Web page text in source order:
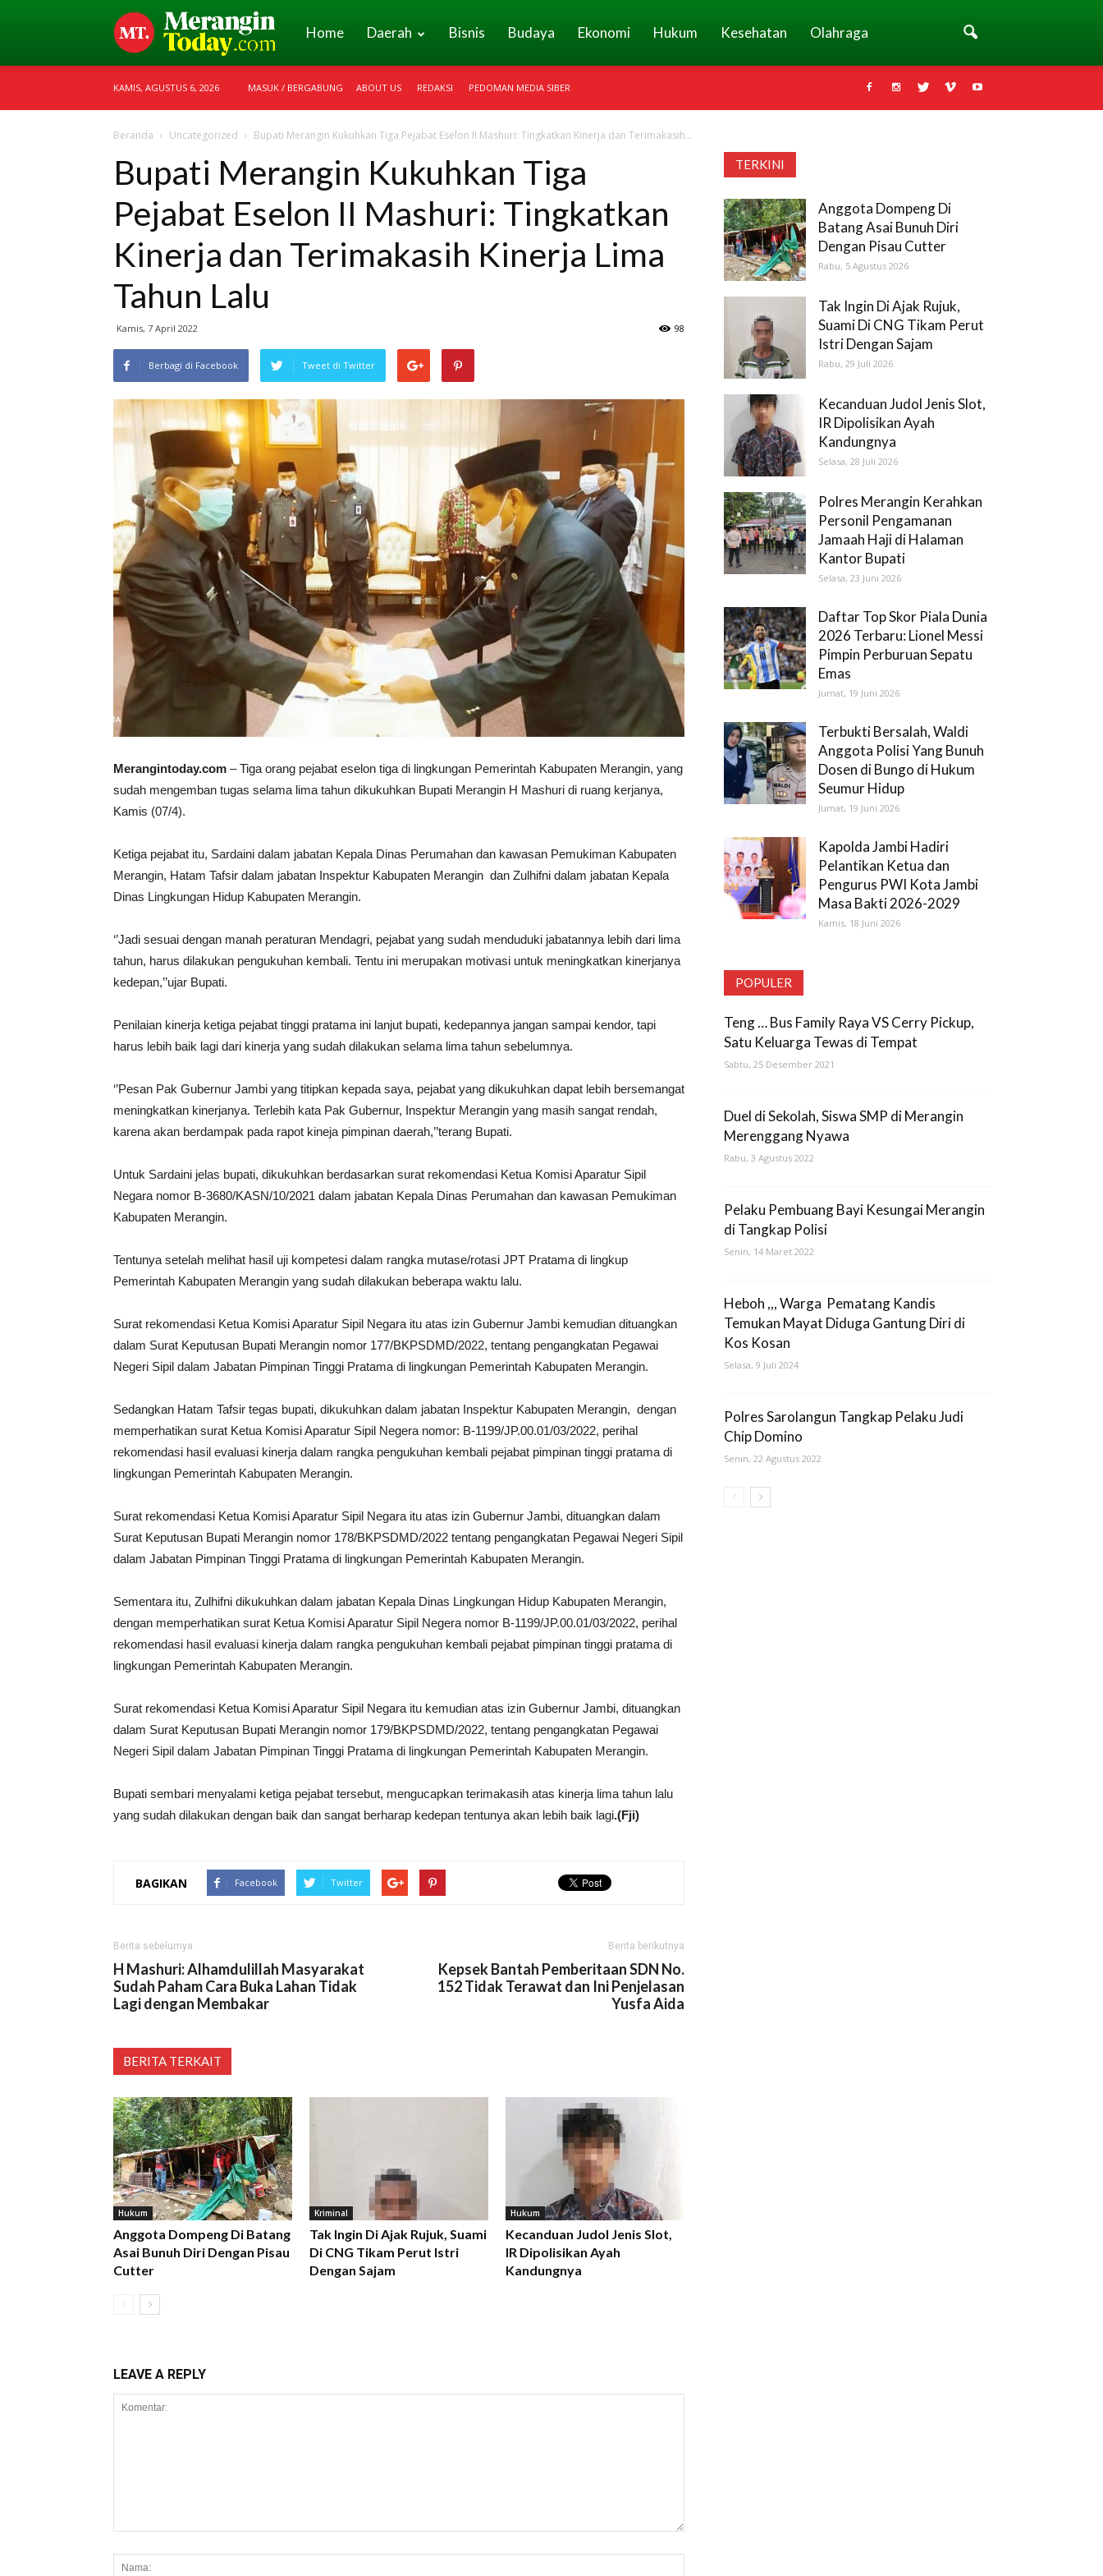
Merangin
Home Daerah Bisnis Budaya Ekonomi Hukum Kesehatan Olahraga
KAMIS, AGUSTUS 6, 2026 MASUK / BERGABUNG ABOUT US REDAKSI PEDOMAN MEDIA SIBER
Beranda Uncategorized Bupati Merangin Kukuhkan Tiga Pejabat Eselon II Mashuri: Tingkatkan Kinerja dan Terimakasih...
Bupati Merangin Kukuhkan Tiga
Pejabat Eselon II Mashuri: Tingkatkan
Kinerja dan Terimakasih Kinerja Lima
Tahun Lalu
Kamis, 7 April 2022 98
Berbagi di Facebook Tweet di Twitter
Merangintoday.com – Tiga orang pejabat eselon tiga di lingkungan Pemerintah Kabupaten Merangin, yang
sudah mengemban tugas selama lima tahun dikukuhkan Bupati Merangin H Mashuri di ruang kerjanya,
Kamis (07/4).
Ketiga pejabat itu, Sardaini dalam jabatan Kepala Dinas Perumahan dan kawasan Pemukiman Kabupaten
Merangin, Hatam Tafsir dalam jabatan Inspektur Kabupaten Merangin dan Zulhifni dalam jabatan Kepala
Dinas Lingkungan Hidup Kabupaten Merangin.
‘’Jadi sesuai dengan manah peraturan Mendagri, pejabat yang sudah menduduki jabatannya lebih dari lima
tahun, harus dilakukan pengukuhan kembali. Tentu ini merupakan motivasi untuk meningkatkan kinerjanya
kedepan,’’ujar Bupati.
Penilaian kinerja ketiga pejabat tinggi pratama ini lanjut bupati, kedepannya jangan sampai kendor, tapi
harus lebih baik lagi dari kinerja yang sudah dilakukan selama lima tahun sebelumnya.
‘’Pesan Pak Gubernur Jambi yang titipkan kepada saya, pejabat yang dikukuhkan dapat lebih bersemangat
meningkatkan kinerjanya. Terlebih kata Pak Gubernur, Inspektur Merangin yang masih sangat rendah,
karena akan berdampak pada rapot kineja pimpinan daerah,’’terang Bupati.
Untuk Sardaini jelas bupati, dikukuhkan berdasarkan surat rekomendasi Ketua Komisi Aparatur Sipil
Negara nomor B-3680/KASN/10/2021 dalam jabatan Kepala Dinas Perumahan dan kawasan Pemukiman
Kabupaten Merangin.
Tentunya setelah melihat hasil uji kompetesi dalam rangka mutase/rotasi JPT Pratama di lingkup
Pemerintah Kabupaten Merangin yang sudah dilakukan beberapa waktu lalu.
Surat rekomendasi Ketua Komisi Aparatur Sipil Negara itu atas izin Gubernur Jambi kemudian dituangkan
dalam Surat Keputusan Bupati Merangin nomor 177/BKPSDMD/2022, tentang pengangkatan Pegawai
Negeri Sipil dalam Jabatan Pimpinan Tinggi Pratama di lingkungan Pemerintah Kabupaten Merangin.
Sedangkan Hatam Tafsir tegas bupati, dikukuhkan dalam jabatan Inspektur Kabupaten Merangin, dengan
memperhatikan surat Ketua Komisi Aparatur Sipil Negera nomor: B-1199/JP.00.01/03/2022, perihal
rekomendasi hasil evaluasi kinerja dalam rangka pengukuhan kembali pejabat pimpinan tinggi pratama di
lingkungan Pemerintah Kabupaten Merangin.
Surat rekomendasi Ketua Komisi Aparatur Sipil Negara itu atas izin Gubernur Jambi, dituangkan dalam
Surat Keputusan Bupati Merangin nomor 178/BKPSDMD/2022 tentang pengangkatan Pegawai Negeri Sipil
dalam Jabatan Pimpinan Tinggi Pratama di lingkungan Pemerintah Kabupaten Merangin.
Sementara itu, Zulhifni dikukuhkan dalam jabatan Kepala Dinas Lingkungan Hidup Kabupaten Merangin,
dengan memperhatikan surat Ketua Komisi Aparatur Sipil Negera nomor B-1199/JP.00.01/03/2022, perihal
rekomendasi hasil evaluasi kinerja dalam rangka pengukuhan kembali pejabat pimpinan tinggi pratama di
lingkungan Pemerintah Kabupaten Merangin.
Surat rekomendasi Ketua Komisi Aparatur Sipil Negara itu kemudian atas izin Gubernur Jambi, dituangkan
dalam Surat Keputusan Bupati Merangin nomor 179/BKPSDMD/2022, tentang pengangkatan Pegawai
Negeri Sipil dalam Jabatan Pimpinan Tinggi Pratama di lingkungan Pemerintah Kabupaten Merangin.
Bupati sembari menyalami ketiga pejabat tersebut, mengucapkan terimakasih atas kinerja lima tahun lalu
yang sudah dilakukan dengan baik dan sangat berharap kedepan tentunya akan lebih baik lagi.(Fji)
BAGIKAN Facebook Twitter
Berita sebelumya
H Mashuri: Alhamdulillah Masyarakat
Sudah Paham Cara Buka Lahan Tidak
Lagi dengan Membakar
Berita berikutnya
Kepsek Bantah Pemberitaan SDN No.
152 Tidak Terawat dan Ini Penjelasan
Yusfa Aida
BERITA TERKAIT
Hukum
Anggota Dompeng Di Batang
Asai Bunuh Diri Dengan Pisau
Cutter
Kriminal
Tak Ingin Di Ajak Rujuk, Suami
Di CNG Tikam Perut Istri
Dengan Sajam
Hukum
Kecanduan Judol Jenis Slot,
IR Dipolisikan Ayah
Kandungnya
LEAVE A REPLY
TERKINI
Anggota Dompeng Di
Batang Asai Bunuh Diri
Dengan Pisau Cutter
Rabu, 5 Agustus 2026
Tak Ingin Di Ajak Rujuk,
Suami Di CNG Tikam Perut
Istri Dengan Sajam
Rabu, 29 Juli 2026
Kecanduan Judol Jenis Slot,
IR Dipolisikan Ayah
Kandungnya
Selasa, 28 Juli 2026
Polres Merangin Kerahkan
Personil Pengamanan
Jamaah Haji di Halaman
Kantor Bupati
Selasa, 23 Juni 2026
Daftar Top Skor Piala Dunia
2026 Terbaru: Lionel Messi
Pimpin Perburuan Sepatu
Emas
Jumat, 19 Juni 2026
Terbukti Bersalah, Waldi
Anggota Polisi Yang Bunuh
Dosen di Bungo di Hukum
Seumur Hidup
Jumat, 19 Juni 2026
Kapolda Jambi Hadiri
Pelantikan Ketua dan
Pengurus PWI Kota Jambi
Masa Bakti 2026-2029
Kamis, 18 Juni 2026
POPULER
Teng … Bus Family Raya VS Cerry Pickup,
Satu Keluarga Tewas di Tempat
Sabtu, 25 Desember 2021
Duel di Sekolah, Siswa SMP di Merangin
Merenggang Nyawa
Rabu, 3 Agustus 2022
Pelaku Pembuang Bayi Kesungai Merangin
di Tangkap Polisi
Senin, 14 Maret 2022
Heboh ,,, Warga Pematang Kandis
Temukan Mayat Diduga Gantung Diri di
Kos Kosan
Selasa, 9 Juli 2024
Polres Sarolangun Tangkap Pelaku Judi
Chip Domino
Senin, 22 Agustus 2022